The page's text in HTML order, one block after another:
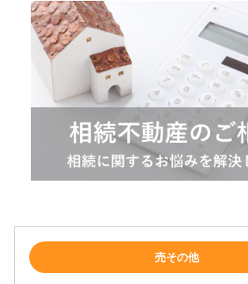
売その他